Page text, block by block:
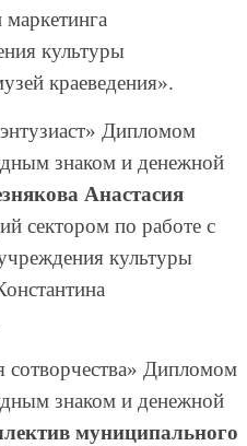
культуры
краеведения».
Дипломом
знаком и денежной
Анастасия
сектором по работе с
культуры
Дипломом
знаком и денежной
муниципального